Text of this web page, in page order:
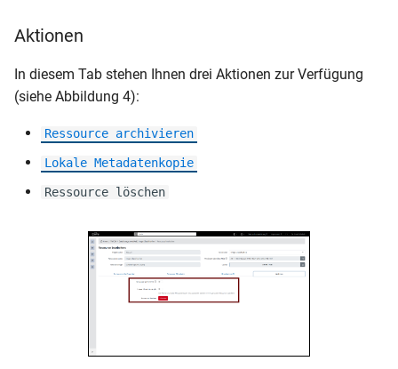
Aktionen
In diesem Tab stehen Ihnen drei Aktionen zur Verfügung
(siehe Abbildung 4):
Ressource archivieren
Lokale Metadatenkopie
Ressource löschen